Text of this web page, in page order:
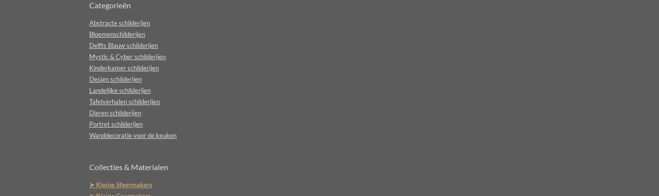
Categorieën
Abstracte schilderijen
Bloemenschilderijen
Delfts Blauw schilderijen
Mystic & Cyber schilderijen
Kinderkamer schilderijen
Design schilderijen
Landelijke schilderijen
Tafelverhalen schilderijen
Dieren schilderijen
Portret schilderijen
Wanddecoratie voor de keuken
Collecties & Materialen
➤ Kleine Sfeermakers